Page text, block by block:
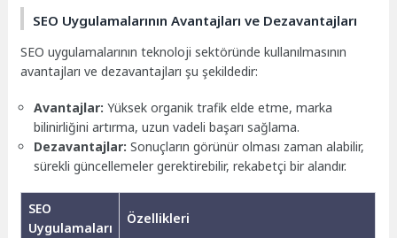
SEO Uygulamalarının Avantajları ve Dezavantajları
SEO uygulamalarının teknoloji sektöründe kullanılmasının
avantajları ve dezavantajları şu şekildedir:
Avantajlar: Yüksek organik trafik elde etme, marka
bilinirliğini artırma, uzun vadeli başarı sağlama.
Dezavantajlar: Sonuçların görünür olması zaman alabilir,
sürekli güncellemeler gerektirebilir, rekabetçi bir alandır.
SEO
Uygulamaları
Özellikleri